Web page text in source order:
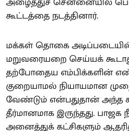
கூட்டத்தை நடத்தினார்.
மக்கள் தொகை
மறுவரையறை செய்யக்
தற்போதைய எம்பிக்களின்
குறையாமல் நியாயமான
வேண்டும் என்பதுதான் அந்த
தீர்மானமாக இருந்தது.
அனைத்துக் கட்சிகளும்